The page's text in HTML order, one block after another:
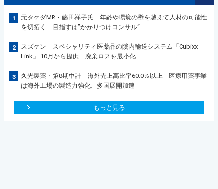
1
元タケダMR・藤田祥子氏 年齢や環境の壁を越えて人材の可能性
を切拓く 目指すは”かかりつけコンサル“
2
スズケン スペシャリティ医薬品の院内輸送システム「Cubixx
Link」 10月から提供 廃棄ロスを最小化
3
久光製薬・第8期中計 海外売上高比率60.0％以上 医療用薬事業
は海外工場の製造力強化、多国展開加速
もっと見る